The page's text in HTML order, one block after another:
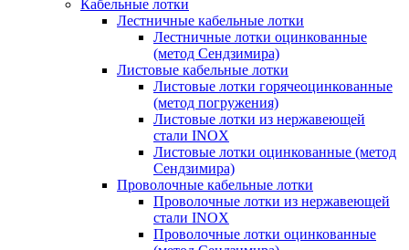
Кабельные лотки
Лестничные кабельные лотки
Лестничные лотки оцинкованные
(метод Сендзимира)
Листовые кабельные лотки
Листовые лотки горячеоцинкованные
(метод погружения)
Листовые лотки из нержавеющей
стали INOX
Листовые лотки оцинкованные (метод
Сендзимира)
Проволочные кабельные лотки
Проволочные лотки из нержавеющей
стали INOX
Проволочные лотки оцинкованные